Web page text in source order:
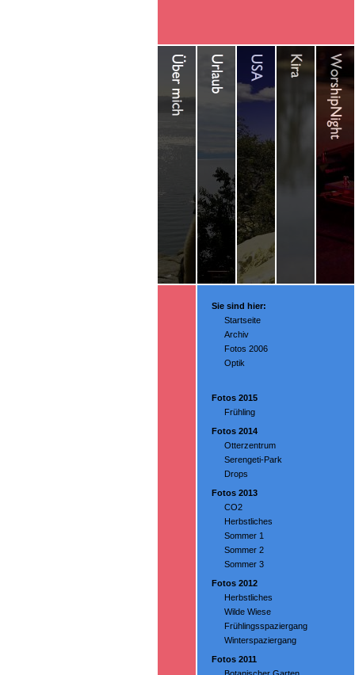
Sie sind hier:
Startseite
Archiv
Fotos 2006
Optik
Fotos 2015
Frühling
Fotos 2014
Otterzentrum
Serengeti-Park
Drops
Fotos 2013
CO2
Herbstliches
Sommer 1
Sommer 2
Sommer 3
Fotos 2012
Herbstliches
Wilde Wiese
Frühlingsspaziergang
Winterspaziergang
Fotos 2011